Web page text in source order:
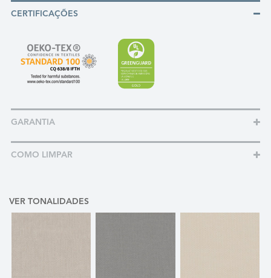
CERTIFICAÇÕES
GARANTIA
COMO LIMPAR
VER TONALIDADES